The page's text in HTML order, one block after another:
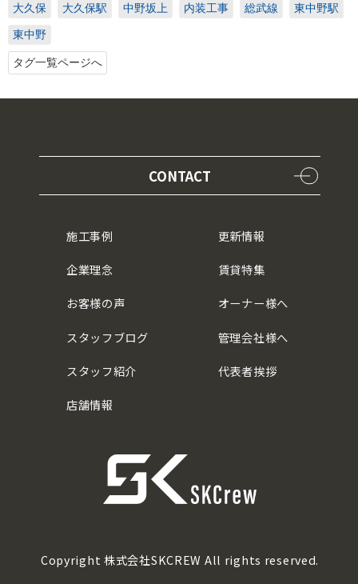
大久保 大久保駅 中野坂上 内装工事 総武線 東中野駅
東中野
タグ一覧ページへ
CONTACT
施工事例
企業理念
お客様の声
スタッフブログ
スタッフ紹介
店舗情報
更新情報
賃貸特集
オーナー様へ
管理会社様へ
代表者挨拶
Copyright 株式会社SKCREW All rights reserved.